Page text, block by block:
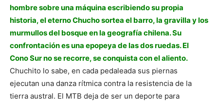
hombre sobre una máquina escribiendo su propia
historia, el eterno Chucho sortea el barro, la gravilla y los
murmullos del bosque en la geografía chilena. Su
confrontación es una epopeya de las dos ruedas. El
Cono Sur no se recorre, se conquista con el aliento.
Chuchito lo sabe, en cada pedaleada sus piernas
ejecutan una danza rítmica contra la resistencia de la
tierra austral. El MTB deja de ser un deporte para